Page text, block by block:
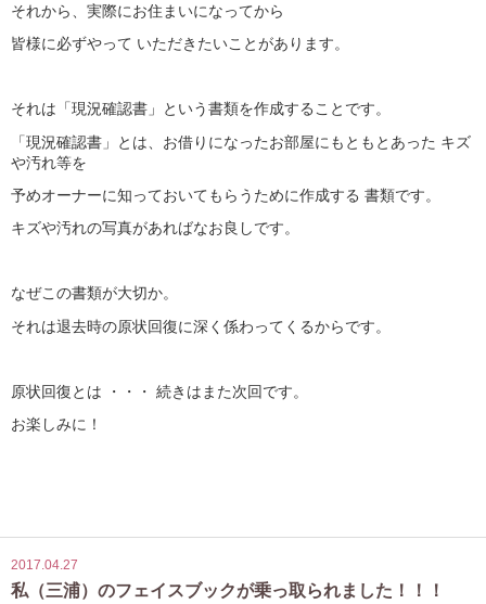
それから、実際にお住まいになってから
皆様に必ずやって いただきたいことがあります。
それは「現況確認書」という書類を作成することです。
「現況確認書」とは、お借りになったお部屋にもともとあった キズ
や汚れ等を
予めオーナーに知っておいてもらうために作成する 書類です。
キズや汚れの写真があればなお良しです。
なぜこの書類が大切か。
それは退去時の原状回復に深く係わってくるからです。
原状回復とは ・・・ 続きはまた次回です。
お楽しみに！
2017.04.27
私（三浦）のフェイスブックが乗っ取られました！！！